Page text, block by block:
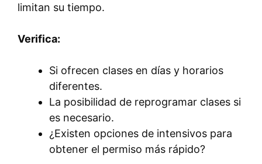
limitan su tiempo.
Verifica:
Si ofrecen clases en días y horarios
diferentes.
La posibilidad de reprogramar clases si
es necesario.
¿Existen opciones de intensivos para
obtener el permiso más rápido?